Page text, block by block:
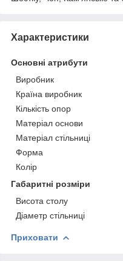
Характеристики
Основні атрибути
Виробник
Країна виробник
Кількість опор
Матеріал основи
Матеріал стільниці
Форма
Колір
Габаритні розміри
Висота столу
Діаметр стільниці
Приховати